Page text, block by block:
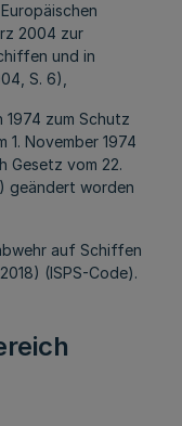
2004 zur
und in
S. 6),
1974 zum Schutz
1. November 1974
Gesetz vom 22.
geändert worden
auf Schiffen
(ISPS-Code).